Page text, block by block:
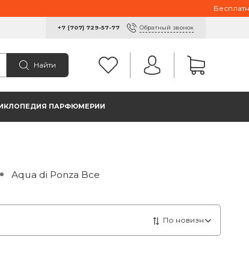
+7 (707) 729-57-77 Обратный звонок
Найти
ПАРФЮМЕРИИ
Aqua di Ponza Все